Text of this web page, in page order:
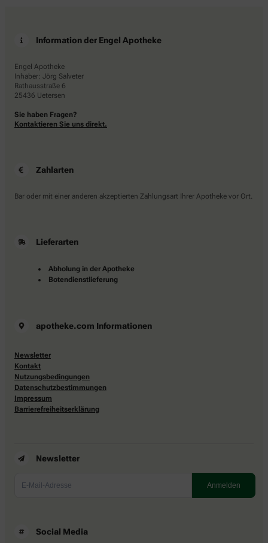
Information der Engel Apotheke
Engel Apotheke
Inhaber: Jörg Salveter
Rathausstraße 6
25436 Uetersen
Sie haben Fragen?
Kontaktieren Sie uns direkt.
Zahlarten
Bar oder mit einer anderen akzeptierten Zahlungsart Ihrer Apotheke vor Ort.
Lieferarten
Abholung in der Apotheke
Botendienstlieferung
apotheke.com Informationen
Newsletter
Kontakt
Nutzungsbedingungen
Datenschutzbestimmungen
Impressum
Barrierefreiheitserklärung
Newsletter
Social Media